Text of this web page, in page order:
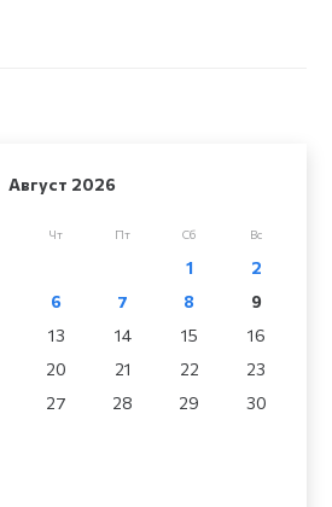
Август 2026
Чт Пт Сб Вс
1
2
6 7 8
9
13 14 15
16
20 21 22
23
27 28 29
30